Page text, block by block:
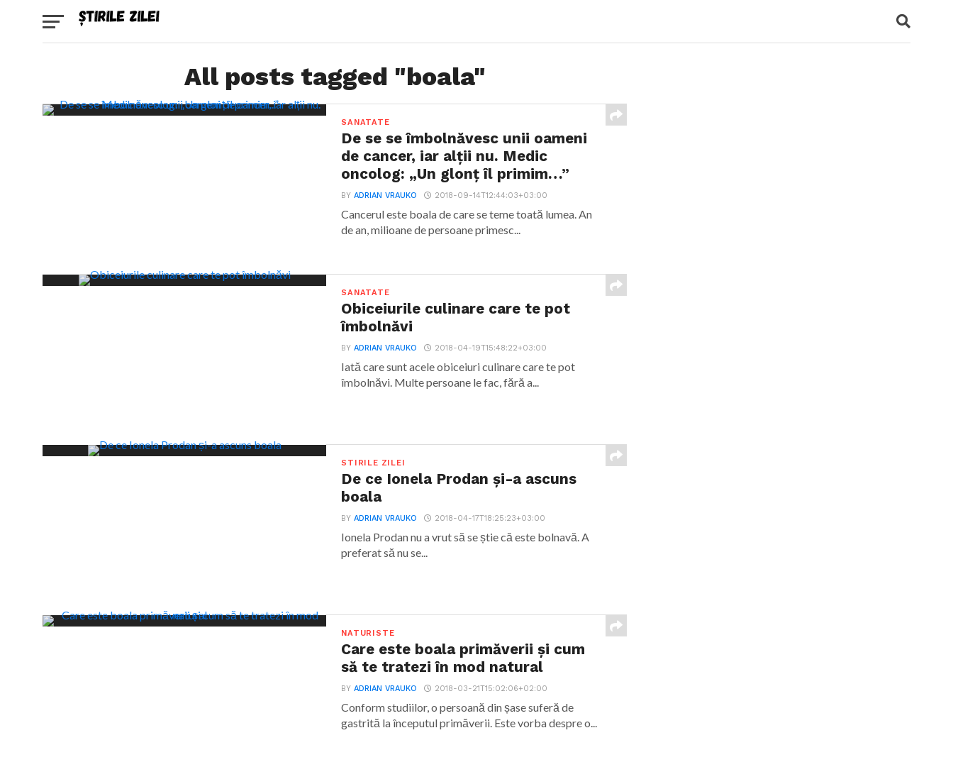
All posts tagged "boala"
SANATATE
De se se îmbolnăvesc unii oameni
de cancer, iar alții nu. Medic
oncolog: „Un glonț îl primim…”
BYADRIAN VRAUKO 2018-09-14T12:44:03+03:00
Cancerul este boala de care se teme toată lumea. An
de an, milioane de persoane primesc...
SANATATE
Obiceiurile culinare care te pot
îmbolnăvi
BYADRIAN VRAUKO 2018-04-19T15:48:22+03:00
Iată care sunt acele obiceiuri culinare care te pot
îmbolnăvi. Multe persoane le fac, fără a...
STIRILE ZILEI
De ce Ionela Prodan și-a ascuns
boala
BYADRIAN VRAUKO 2018-04-17T18:25:23+03:00
Ionela Prodan nu a vrut să se știe că este bolnavă. A
preferat să nu se...
NATURISTE
Care este boala primăverii și cum
să te tratezi în mod natural
BYADRIAN VRAUKO 2018-03-21T15:02:06+02:00
Conform studiilor, o persoană din șase suferă de
gastrită la începutul primăverii. Este vorba despre o...